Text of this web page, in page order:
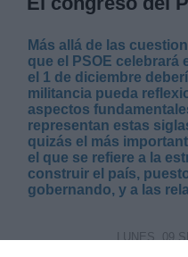
Más allá de las
que el PSOE celebrará
el 1 de diciembre
militancia pueda
aspectos
representan estas
quizás el más
el que se refiere a la
construir el país,
gobernando, y a las
LUNES, 09